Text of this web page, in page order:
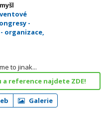
-
organizace,
to jinak...
reference najdete ZDE!
Galerie